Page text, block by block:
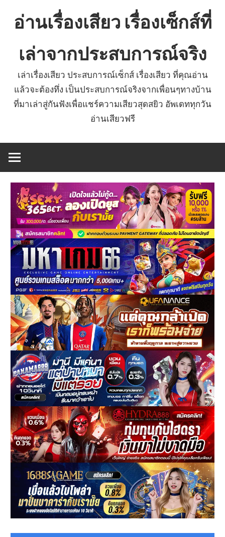
อ่านเรื่องเสียว เรื่องเซ็กส์ที่
เล่าจากประสบการณ์จริง
เล่าเรื่องเสียว ประสบการณ์เซ็กส์ เรื่องเสียว ที่คุณอ่าน
แล้วจะต้องทึ่ง เป็นประสบการณ์จริงจากเพื่อนๆทางบ้าน
ที่มาเล่าสู่กันฟังเพื่อแชร์ความเสียวสุดสยิว อัพเดททุกวัน
อ่านเสียวฟรี